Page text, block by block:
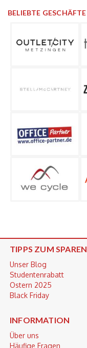
BELIEBTE GESCHÄFTE
TIPPS ZUM SPAREN
Unser Blog
Studentenrabatt
Ostern 2025
Black Friday
INFORMATION
Über uns
Häufige Fragen